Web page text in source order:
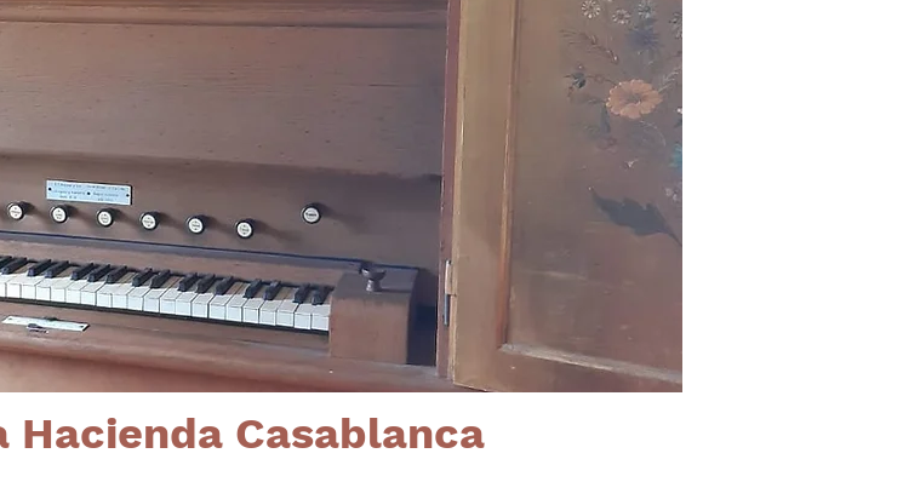
Hacienda Casablanca